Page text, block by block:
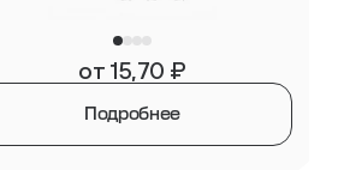
от 15,70 ₽
Подробнее